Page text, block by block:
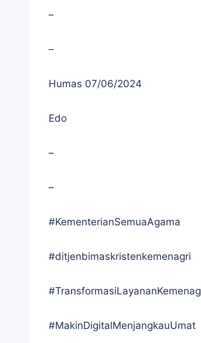
–
–
Humas 07/06/2024
Edo
–
–
#KementerianSemuaAgama
#ditjenbimaskristenkemenagri
#TransformasiLayananKemenag
#MakinDigitalMenjangkauUmat